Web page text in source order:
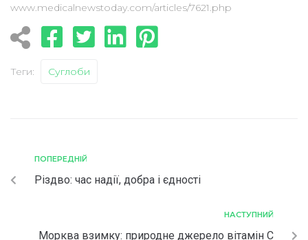
www.medicalnewstoday.com/articles/7621.php
Теги: Суглоби
ПОПЕРЕДНІЙ
Різдво: час надії, добра і єдності
НАСТУПНИЙ
Морква взимку: природне джерело вітамін С